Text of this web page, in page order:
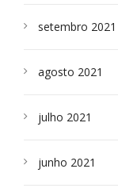
setembro 2021
agosto 2021
julho 2021
junho 2021